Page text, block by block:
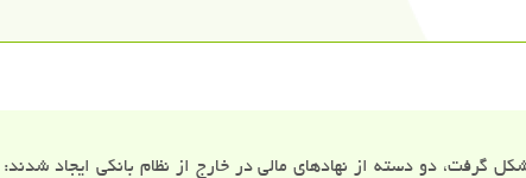
شکل گرفت، دو دسته از نهادهای مالی در خارج از نظام بانکی